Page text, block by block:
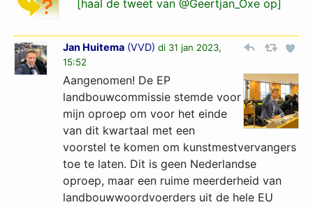
[haal de tweet van @Geertjan_Oxe op]
Jan Huitema (VVD) di 31 jan 2023,
15:52
Aangenomen! De EP
landbouwcommissie stemde voor
mijn oproep om voor het einde
van dit kwartaal met een
voorstel te komen om kunstmestvervangers
toe te laten. Dit is geen Nederlandse
oproep, maar een ruime meerderheid van
landbouwwoordvoerders uit de hele EU